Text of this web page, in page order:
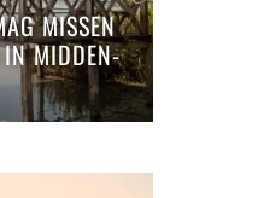
MISSEN
IN MIDDEN-